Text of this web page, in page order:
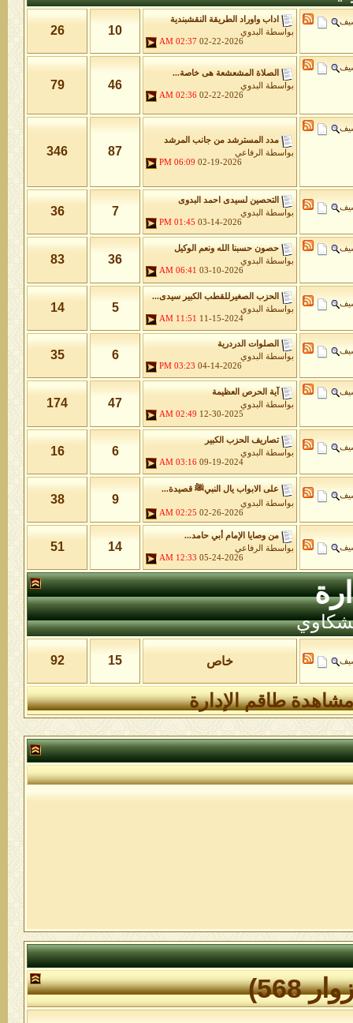
اداب واوراد الطريقة النقشبندية
بواسطة
البدوي
02-22-2026
02:37 AM
10
26
الصلاة المشعشعة هى خاصة...
بواسطة
البدوي
02-22-2026
02:36 AM
46
79
مدد المسترشد من جانب المرشد
بواسطة
الرفاعي
02-19-2026
06:09 PM
87
346
التحصين لسيدى احمد البدوى
بواسطة
البدوي
03-14-2026
01:45 PM
7
36
حصون حسبنا الله ونعم الوكيل
بواسطة
البدوي
03-10-2026
06:41 AM
36
83
الحزب الصغيرللقطب الكبير سيدى...
بواسطة
البدوي
11-15-2024
11:51 AM
5
14
الصلوات الدردرية
بواسطة
البدوي
04-14-2026
03:23 PM
6
35
آية الحرص العظيمة
بواسطة
البدوي
12-30-2025
02:49 AM
47
174
تصاريف الحزب الكبير
بواسطة
البدوي
09-19-2024
03:16 AM
6
16
على الابواب يال النبيﷺ قصيدة...
بواسطة
البدوي
02-26-2026
02:25 AM
9
38
من وصايا الإمام أبي حامد...
بواسطة
الرفاعي
05-24-2026
12:33 AM
14
51
خاص 15
92
طاقم الإدارة